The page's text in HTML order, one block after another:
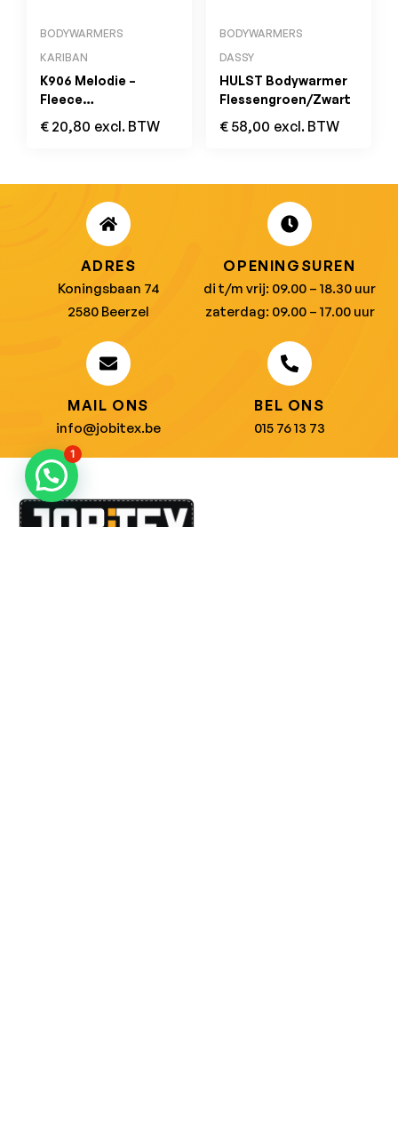
BODYWARMERS
KARIBAN
K906 Melodie –
Fleece
Damesbodywarmer
Natural
€ 20,80 excl. BTW
BODYWARMERS
DASSY
HULST Bodywarmer
Flessengroen/Zwart
€ 58,00 excl. BTW
ADRES
Koningsbaan 74
2580 Beerzel
OPENINGSUREN
di t/m vrij: 09.00 – 18.30 uur
zaterdag: 09.00 – 17.00 uur
MAIL ONS
info@jobitex.be
BEL ONS
015 76 13 73
1